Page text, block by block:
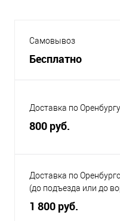
Самовывоз
Бесплатно
Доставка по
800 руб.
Доставка по
(до подъезда или до
1 800 руб.